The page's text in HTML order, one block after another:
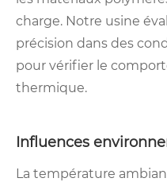
charge. Notre usine
précision dans des
pour vérifier le
thermique.
Influences
La température